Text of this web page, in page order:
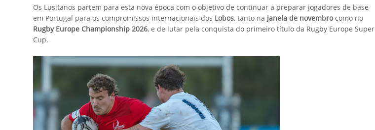
Os Lusitanos partem para esta nova época com o objetivo de continuar a preparar jogadores de base
em Portugal para os compromissos internacionais dos Lobos, tanto na janela de novembrocomo no
Rugby Europe Championship 2026, e de lutar pela conquista do primeiro título da Rugby Europe Super
Cup.